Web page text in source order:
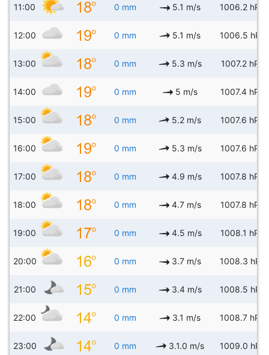
11:00 0 mm 5.1 m/s 1006.2 hPa
12:00 0 mm 5.1 m/s 1006.5 hPa
13:00 0 mm 5.3 m/s 1007.2 hPa
14:00 0 mm 5 m/s 1007.4 hPa
15:00 0 mm 5.2 m/s 1007.6 hPa
16:00 0 mm 5.3 m/s 1007.6 hPa
17:00 0 mm 4.9 m/s 1007.8 hPa
18:00 0 mm 4.7 m/s 1007.8 hPa
19:00 0 mm 4.5 m/s 1008.1 hPa
20:00 0 mm 3.7 m/s 1008.3 hPa
21:00 0 mm 3.4 m/s 1008.5 hPa
22:00 0 mm 3.1 m/s 1008.7 hPa
23:00 0 mm 3.1.0 m/s 1009.0 hPa